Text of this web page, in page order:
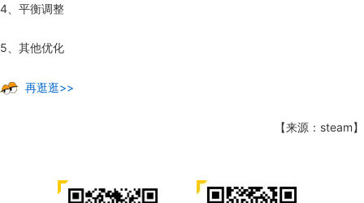
4、平衡调整
5、其他优化
再逛逛>>
【来源：steam】